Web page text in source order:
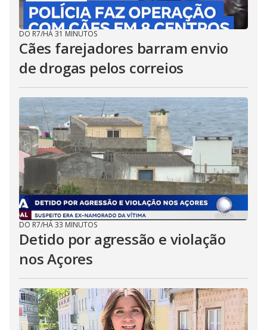
DO R7/HÁ 31 MINUTOS
Cães farejadores barram envio
de drogas pelos correios
DO R7/HÁ 33 MINUTOS
Detido por agressão e violação
nos Açores